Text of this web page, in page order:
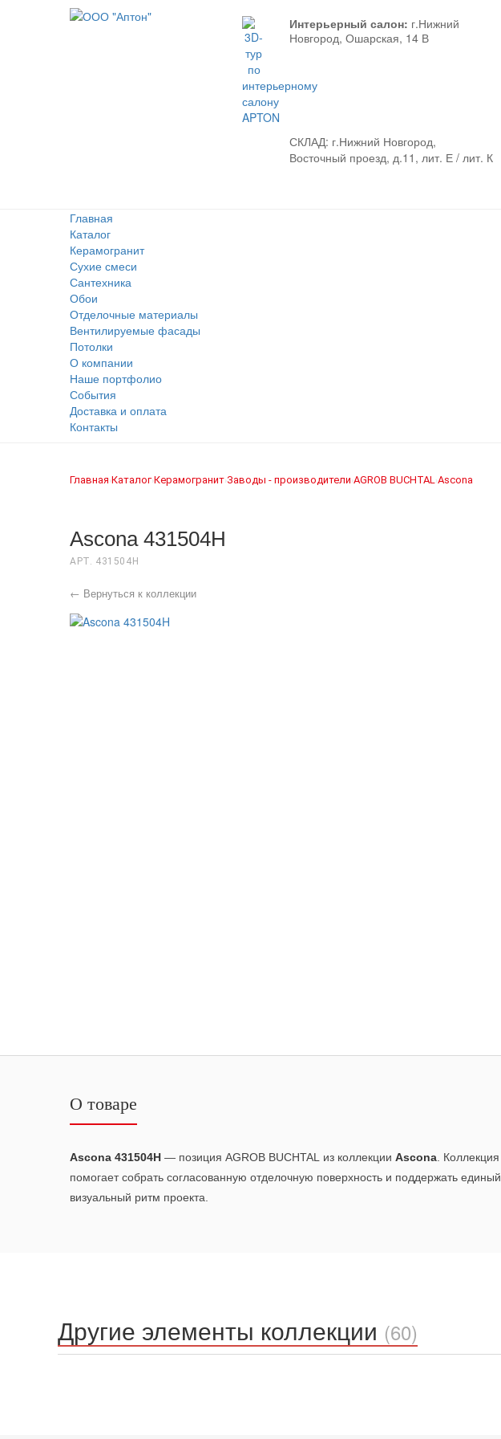
Интерьерный салон: г.Нижний
Новгород, Ошарская, 14 В
СКЛАД: г.Нижний Новгород,
Восточный проезд, д.11, лит. Е / лит. К
Главная
Каталог
Керамогранит
Сухие смеси
Сантехника
Обои
Отделочные материалы
Вентилируемые фасады
Потолки
О компании
Наше портфолио
События
Доставка и оплата
Контакты
Главная›Каталог›Керамогранит›Заводы - производители›AGROB BUCHTAL›Ascona
Ascona 431504H
АРТ. 431504H
← Вернуться к коллекции
О товаре
Ascona 431504H — позиция AGROB BUCHTAL из коллекции Ascona . Коллекция
помогает собрать согласованную отделочную поверхность и поддержать единый
визуальный ритм проекта.
Другие элементы коллекции (60)